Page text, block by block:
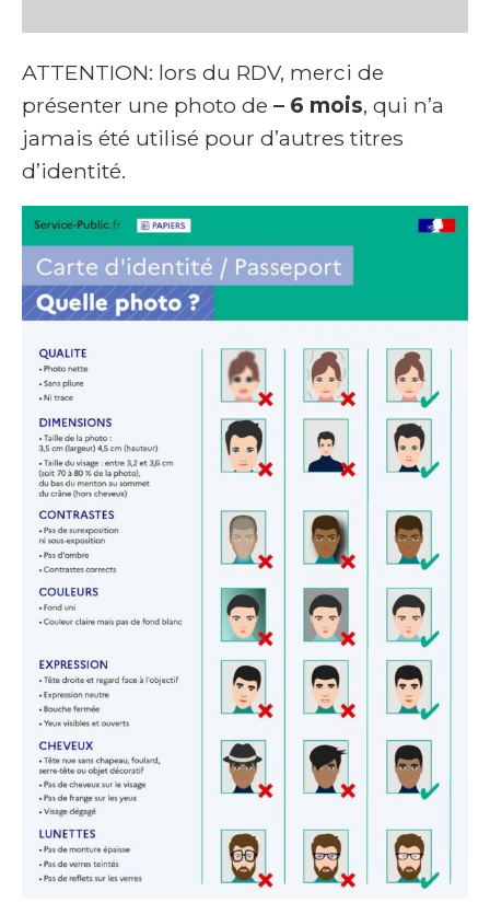
ATTENTION: lors du RDV, merci de
présenter une photo de – 6 mois, qui n’a
jamais été utilisé pour d’autres titres
d’identité.